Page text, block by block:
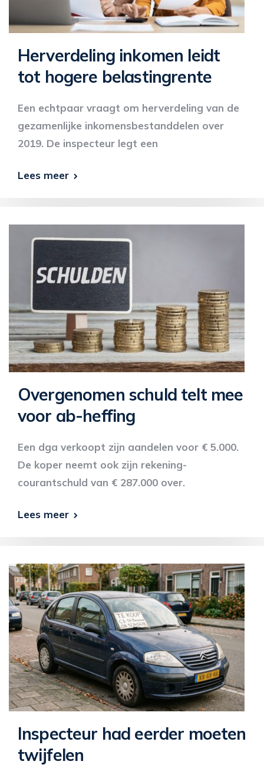
Herverdeling inkomen leidt
tot hogere belastingrente
Een echtpaar vraagt om herverdeling van de
gezamenlijke inkomensbestanddelen over
2019. De inspecteur legt een
Lees meer
Overgenomen schuld telt mee
voor ab-heffing
Een dga verkoopt zijn aandelen voor € 5.000.
De koper neemt ook zijn rekening-
courantschuld van € 287.000 over.
Lees meer
Inspecteur had eerder moeten
twijfelen